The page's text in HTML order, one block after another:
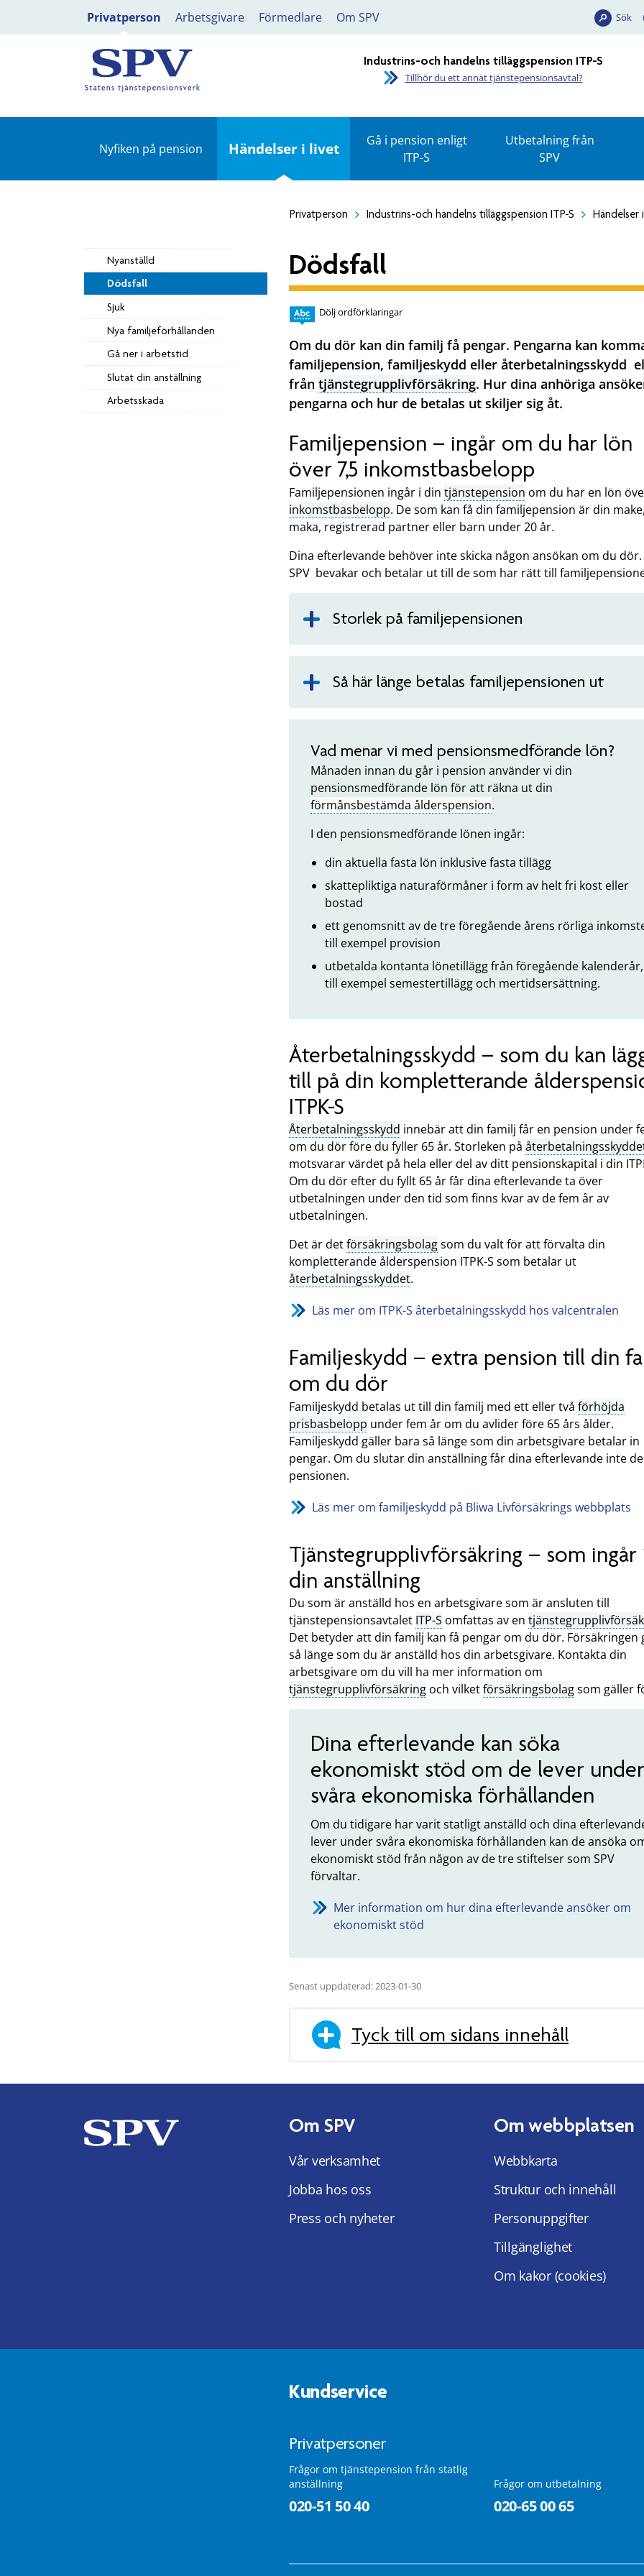
Privatperson Arbetsgivare Förmedlare Om SPV Sök
Industrins-och handelns tilläggspension ITP-S
Tillhör du ett annat tjänstepensionsavtal?
Nyfiken på pension Händelser i livet
Gå i pension enligt
ITP-S
Utbetalning från
SPV
Privatperson Industrins-och handelns tilläggspension ITP-S Händelser
Nyanställd
Dödsfall
Sjuk
Nya familjeförhållanden
Gå ner i arbetstid
Slutat din anställning
Arbetsskada
Dödsfall
Dölj ordförklaringar
Om du dör kan din familj få pengar. Pengarna kan
familjepension, familjeskydd eller återbetalningsskydd
från tjänstegrupplivförsäkring. Hur dina anhöriga
pengarna och hur de betalas ut skiljer sig åt.
Familjepension – ingår om du har lön
över 7,5 inkomstbasbelopp
Familjepensionen ingår i din tjänstepension om du har en lön
inkomstbasbelopp. De som kan få din familjepension är din
maka, registrerad partner eller barn under 20 år.
Dina efterlevande behöver inte skicka någon ansökan om du dör.
SPV bevakar och betalar ut till de som har rätt till
Storlek på familjepensionen
Så här länge betalas familjepensionen ut
Vad menar vi med pensionsmedförande lön?
Månaden innan du går i pension använder vi din
pensionsmedförande lön för att räkna ut din
förmånsbestämda ålderspension.
I den pensionsmedförande lönen ingår:
din aktuella fasta lön inklusive fasta tillägg
skattepliktiga naturaförmåner i form av helt fri kost eller
bostad
ett genomsnitt av de tre föregående årens rörliga
till exempel provision
utbetalda kontanta lönetillägg från föregående kalenderår,
till exempel semestertillägg och mertidsersättning.
Återbetalningsskydd – som du kan
till på din kompletterande
ITPK-S
Återbetalningsskydd innebär att din familj får en pension under
om du dör före du fyller 65 år. Storleken på
motsvarar värdet på hela eller del av ditt pensionskapital i din
Om du dör efter du fyllt 65 år får dina efterlevande ta över
utbetalningen under den tid som finns kvar av de fem år av
utbetalningen.
Det är detförsäkringsbolagsom du valt för att förvalta din
kompletterande ålderspension ITPK-S som betalar ut
återbetalningsskyddet.
Läs mer om ITPK-S återbetalningsskydd hos valcentralen
Familjeskydd – extra pension till din
om du dör
Familjeskydd betalas ut till din familj med ett eller två förhöjda
prisbasbelopp under fem år om du avlider före 65 års ålder.
Familjeskydd gäller bara så länge som din arbetsgivare betalar in
pengar. Om du slutar din anställning får dina efterlevande inte
pensionen.
Läs mer om familjeskydd på Bliwa Livförsäkrings webbplats
Tjänstegrupplivförsäkring – som ingår
din anställning
Du som är anställd hos en arbetsgivare som är ansluten till
tjänstepensionsavtalet ITP-S omfattas av en
Det betyder att din familj kan få pengar om du dör. Försäkringen
så länge som du är anställd hos din arbetsgivare. Kontakta din
arbetsgivare om du vill ha mer information om
tjänstegrupplivförsäkring och vilketförsäkringsbolagsom gäller
Dina efterlevande kan söka
ekonomiskt stöd om de lever under
svåra ekonomiska förhållanden
Om du tidigare har varit statligt anställd och dina
lever under svåra ekonomiska förhållanden kan de ansöka
ekonomiskt stöd från någon av de tre stiftelser som SPV
förvaltar.
Mer information om hur dina efterlevande ansöker om
ekonomiskt stöd
Senast uppdaterad: 2023-01-30
Tyck till om sidans innehåll
Om SPV
Vår verksamhet
Jobba hos oss
Press och nyheter
Om webbplatsen
Webbkarta
Struktur och innehåll
Personuppgifter
Tillgänglighet
Om kakor (cookies)
Kundservice
Privatpersoner
Frågor om tjänstepension från statlig
anställning
020-51 50 40
Frågor om utbetalning
020-65 00 65